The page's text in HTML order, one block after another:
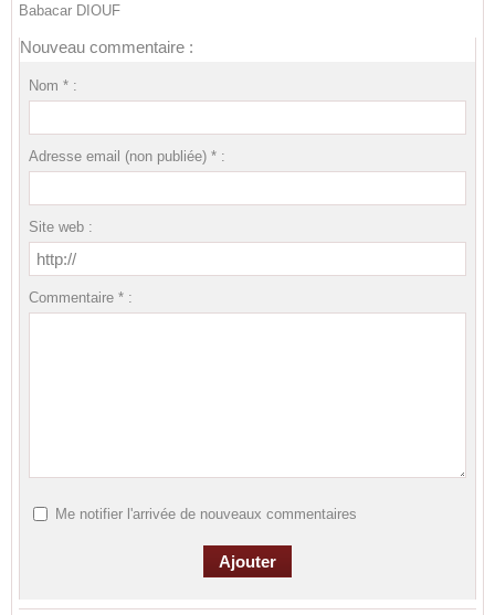
Babacar DIOUF
Nouveau commentaire :
Nom * :
Adresse email (non publiée) * :
Site web :
Commentaire * :
Me notifier l'arrivée de nouveaux commentaires